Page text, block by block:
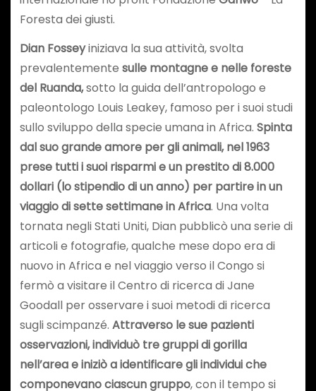
Foresta dei giusti.
Dian Fosseyiniziava la sua attività, svolta
prevalentemente sulle montagne e nelle foreste
del Ruanda,sotto la guida dell’antropologo e
paleontologo Louis Leakey, famoso per i suoi studi
sullo sviluppo della specie umana in Africa. Spinta
dal suo grande amore per gli animali, nel 1963
prese tutti i suoi risparmi e un prestito di 8.000
dollari (lo stipendio di un anno) per partire in un
viaggio di sette settimane in Africa. Una volta
tornata negli Stati Uniti, Dian pubblicò una serie di
articoli e fotografie, qualche mese dopo era di
nuovo in Africa e nel viaggio verso il Congo si
fermò a visitare il Centro di ricerca di Jane
Goodall per osservare i suoi metodi di ricerca
sugli scimpanzé. Attraverso le sue pazienti
osservazioni, individuò tre gruppi di gorilla
nell’area e iniziò a identificare gli individui che
componevano ciascun gruppo, con il tempo si